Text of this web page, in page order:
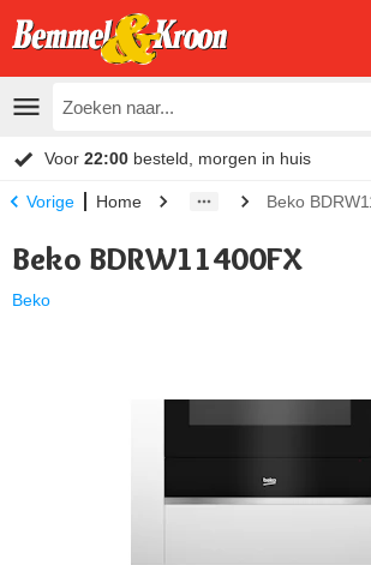
Voor 22:00 besteld, morgen in huis
Vorige Home Beko
Beko BDRW11400FX
Beko